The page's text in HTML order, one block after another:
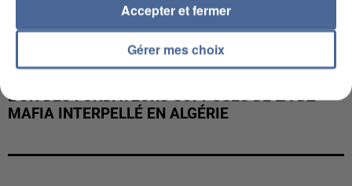
L’UN DES FONDATEURS SUPPOSÉS DE LA DZ
MAFIA INTERPELLÉ EN ALGÉRIE
Gérer mes choix
Accepter et fermer